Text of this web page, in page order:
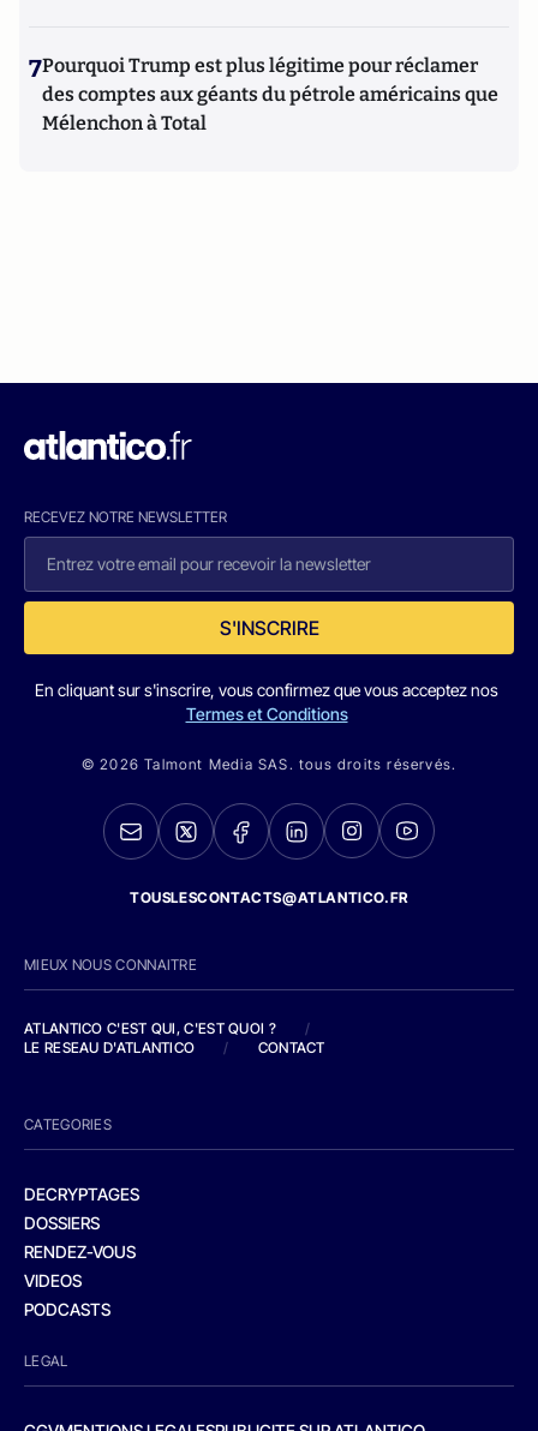
7Pourquoi Trump est plus légitime pour réclamer
des comptes aux géants du pétrole américains que
Mélenchon à Total
RECEVEZ NOTRE NEWSLETTER
S'INSCRIRE
En cliquant sur s'inscrire, vous confirmez que vous acceptez nos
Termes et Conditions
© 2026 Talmont Media SAS. tous droits réservés.
TOUSLESCONTACTS@ATLANTICO.FR
MIEUX NOUS CONNAITRE
ATLANTICO C'EST QUI, C'EST QUOI ?
/
LE RESEAU D'ATLANTICO
/ CONTACT
CATEGORIES
DECRYPTAGES
DOSSIERS
RENDEZ-VOUS
VIDEOS
PODCASTS
LEGAL